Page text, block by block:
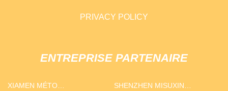
PRIVACY POLICY
ENTREPRISE PARTENAIRE
XIAMEN MÉTO
SHENZHEN MISUXIN